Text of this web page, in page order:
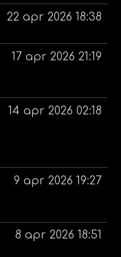
22 apr 2026 18:38
17 apr 2026 21:19
14 apr 2026 02:18
9 apr 2026 19:27
8 apr 2026 18:51